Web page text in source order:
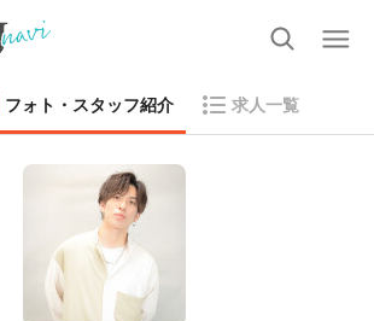
フォト・スタッフ紹介 求人一覧